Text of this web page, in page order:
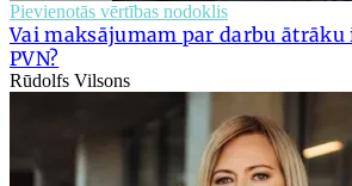
Pievienotās vērtības nodoklis
Vai maksājumam par darbu
PVN?
Rūdolfs Vilsons